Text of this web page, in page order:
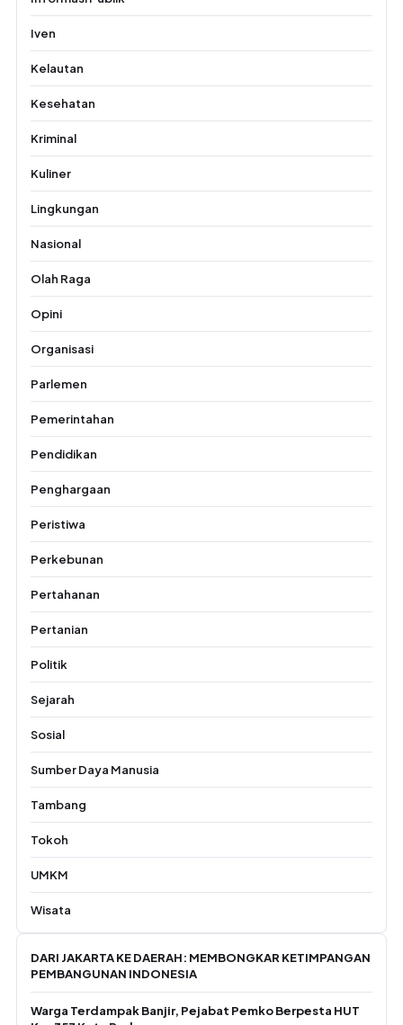
Iven
Kelautan
Kesehatan
Kriminal
Kuliner
Lingkungan
Nasional
Olah Raga
Opini
Organisasi
Parlemen
Pemerintahan
Pendidikan
Penghargaan
Peristiwa
Perkebunan
Pertahanan
Pertanian
Politik
Sejarah
Sosial
Sumber Daya Manusia
Tambang
Tokoh
UMKM
Wisata
DARI JAKARTA KE DAERAH: MEMBONGKAR KETIMPANGAN
PEMBANGUNAN INDONESIA
Warga Terdampak Banjir, Pejabat Pemko Berpesta HUT